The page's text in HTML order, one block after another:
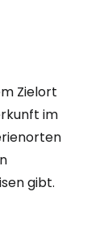
Zielort
im
gibt.